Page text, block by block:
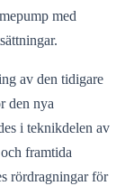
med
av den tidigare
den nya
i teknikdelen av
framtida
rördragningar för